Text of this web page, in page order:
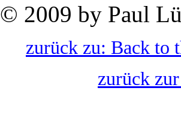
© 2009 by Paul
zurück zu: Back to
zurück